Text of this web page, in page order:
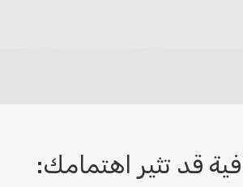
قد تثير اهتمامك: